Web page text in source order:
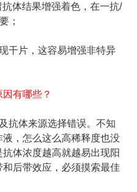
体结果增强着色，在一抗/
；
干片，这容易增强非特异
有哪些？
抗体来源选择错误。不知
，怎么这么高稀释度也没
体浓度越高就越易出现阳
后带效应，必须摸索最佳